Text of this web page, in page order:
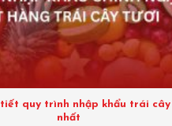
tiết quy trình nhập khẩu trái
nhất